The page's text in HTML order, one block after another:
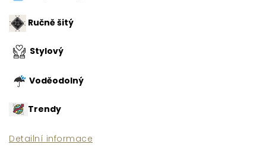
Ručně šitý
Stylový
Voděodolný
Trendy
Detailní informace